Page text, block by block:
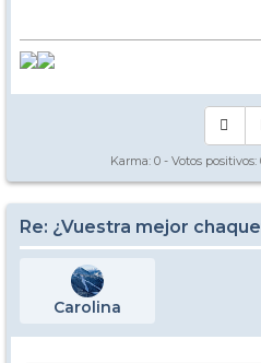
Karma: 0 - Votos positivos:
Re: ¿Vuestra mejor
Carolina